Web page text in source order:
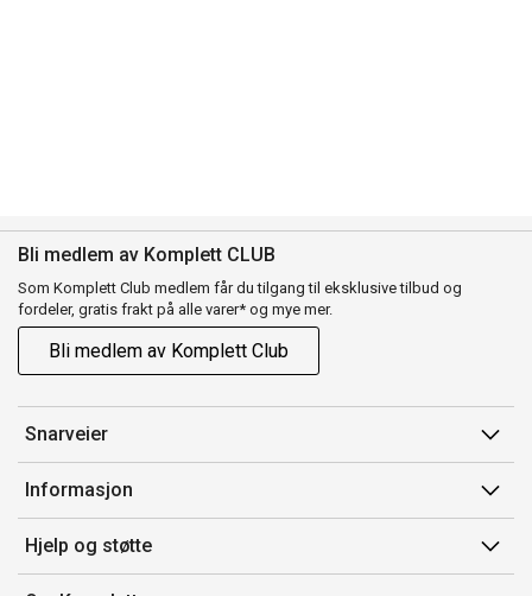
Bli medlem av Komplett CLUB
Som Komplett Club medlem får du tilgang til eksklusive tilbud og
fordeler, gratis frakt på alle varer* og mye mer.
Bli medlem av Komplett Club
Snarveier
Min side
Ordreoversikt
Flex
Informasjon
Salgsbetingelser
Medlemsvilkår for Komplett Club
Hjelp og støtte